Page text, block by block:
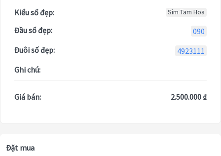
Kiểu số đẹp: Sim Tam Hoa
Đầu số đẹp:
090
Đuôi số đẹp:
4923111
Ghi chú:
Giá bán: 2.500.000 ₫
Đặt mua